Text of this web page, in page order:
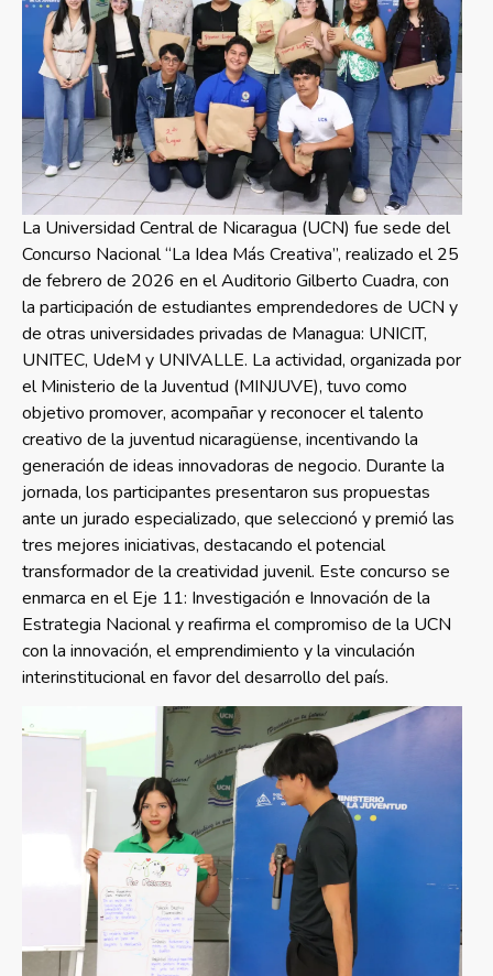
La Universidad Central de Nicaragua (UCN) fue sede del
Concurso Nacional “La Idea Más Creativa”, realizado el 25
de febrero de 2026 en el Auditorio Gilberto Cuadra, con
la participación de estudiantes emprendedores de UCN y
de otras universidades privadas de Managua: UNICIT,
UNITEC, UdeM y UNIVALLE. La actividad, organizada por
el Ministerio de la Juventud (MINJUVE), tuvo como
objetivo promover, acompañar y reconocer el talento
creativo de la juventud nicaragüense, incentivando la
generación de ideas innovadoras de negocio. Durante la
jornada, los participantes presentaron sus propuestas
ante un jurado especializado, que seleccionó y premió las
tres mejores iniciativas, destacando el potencial
transformador de la creatividad juvenil. Este concurso se
enmarca en el Eje 11: Investigación e Innovación de la
Estrategia Nacional y reafirma el compromiso de la UCN
con la innovación, el emprendimiento y la vinculación
interinstitucional en favor del desarrollo del país.